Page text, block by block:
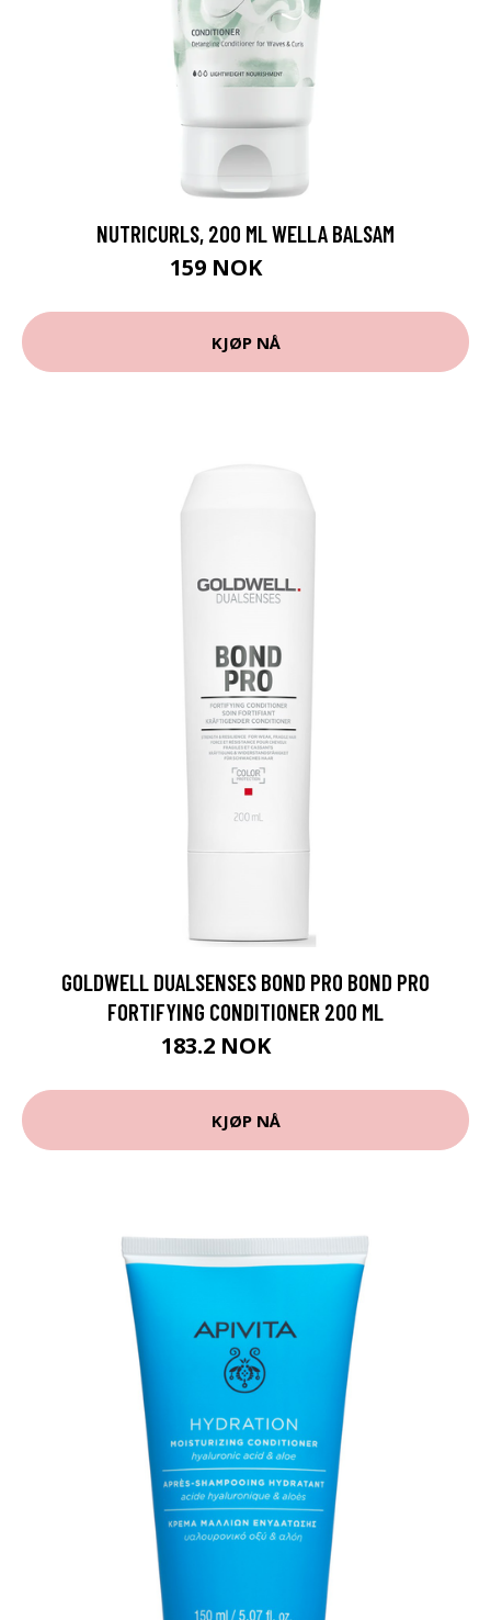
NUTRICURLS, 200 ML WELLA BALSAM
159 NOK
KJØP NÅ
GOLDWELL DUALSENSES BOND PRO BOND PRO
FORTIFYING CONDITIONER 200 ML
183.2 NOK
KJØP NÅ